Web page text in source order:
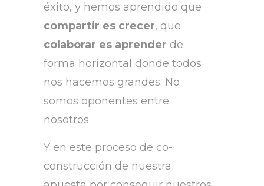
éxito, y hemos aprendido que
compartir es crecer, que
colaborar es aprender de
forma horizontal donde todos
nos hacemos grandes. No
somos oponentes entre
nosotros.
Y en este proceso de co-
construcción de nuestra